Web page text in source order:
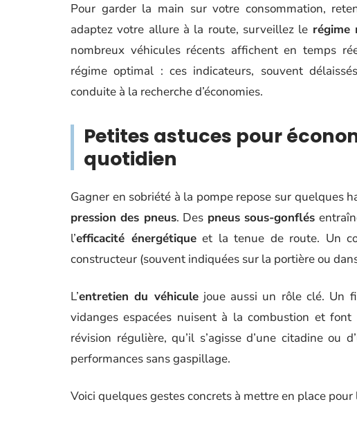
Pour garder la main sur votre consommation,
adaptez votre allure à la route, surveillez le régime
nombreux véhicules récents affichent en temps
régime optimal : ces indicateurs, souvent
conduite à la recherche d’économies.
Petites astuces pour
quotidien
Gagner en sobriété à la pompe repose sur quelques
pression des pneus. Des pneus sous-gonflés
l’efficacité énergétiqueet la tenue de route. Un
constructeur (souvent indiquées sur la portière ou
L’entretien du véhiculejoue aussi un rôle clé. Un
vidanges espacées nuisent à la combustion et font
révision régulière, qu’il s’agisse d’une citadine ou
performances sans gaspillage.
Voici quelques gestes concrets à mettre en place